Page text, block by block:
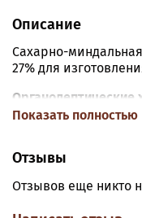
Описание
Сахарно-
27% для
Органолептические
пастообразной
ароматизаторы.
Показать полностью
Отзывы
Отзывов еще никто